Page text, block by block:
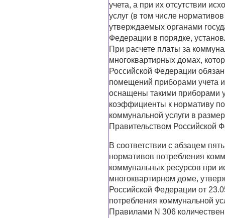
учета, а при их отсутствии
услуг (в том числе
утверждаемых органами
Федерации в порядке,
При расчете платы за
многоквартирных домах,
Российской Федерации
помещений приборами учета
оснащены такими приборами
коэффициенты к нормативу
коммунальной услуги в
Правительством Российской
В соответствии с абзацем
нормативов потребления
коммунальных ресурсов при
многоквартирном доме,
Российской Федерации от
потребления коммунальной
Правилами N 306